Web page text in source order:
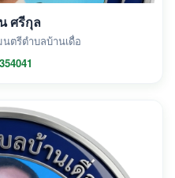
ศรีกุล
ตรีตำบลบ้านเดื่อ